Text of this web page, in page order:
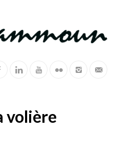
volière